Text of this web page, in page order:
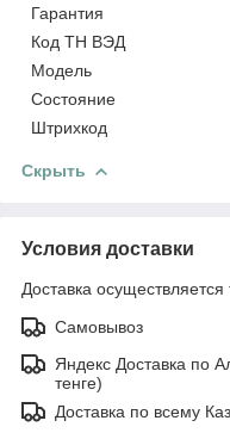
Гарантия
Код ТН ВЭД
Модель
Состояние
Штрихкод
Скрыть
Условия доставки
Доставка
Самовывоз
Яндекс Доставка по
тенге)
Доставка по всему